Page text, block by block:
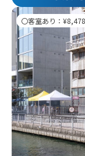
〇客室あり：